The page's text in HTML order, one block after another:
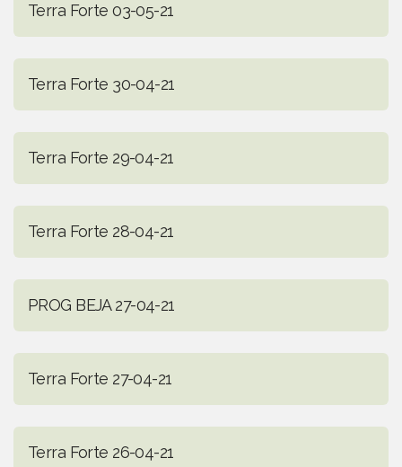
Terra Forte 03-05-21
Terra Forte 30-04-21
Terra Forte 29-04-21
Terra Forte 28-04-21
PROG BEJA 27-04-21
Terra Forte 27-04-21
Terra Forte 26-04-21